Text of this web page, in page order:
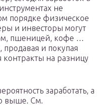
не
порядке физическое
и инвесторы могут
пшеницей, кофе …
продавая и покупая
контракты на разницу
заработать, а
выше. См.